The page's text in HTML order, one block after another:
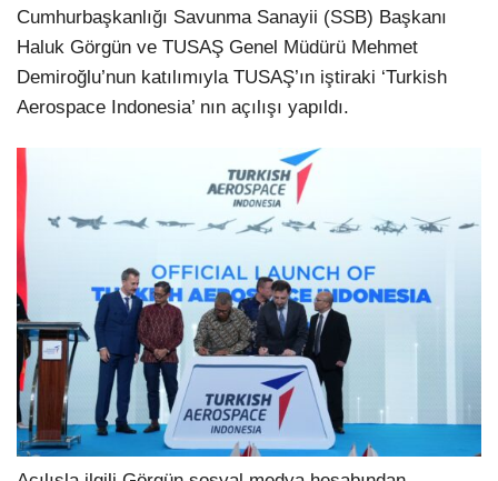
Cumhurbaşkanlığı Savunma Sanayii (SSB) Başkanı
Haluk Görgün ve TUSAŞ Genel Müdürü Mehmet
Demiroğlu’nun katılımıyla TUSAŞ’ın iştiraki ‘Turkish
Aerospace Indonesia’ nın açılışı yapıldı.